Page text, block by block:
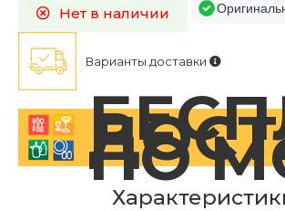
Варианты доставки
Нет в наличии
ПО